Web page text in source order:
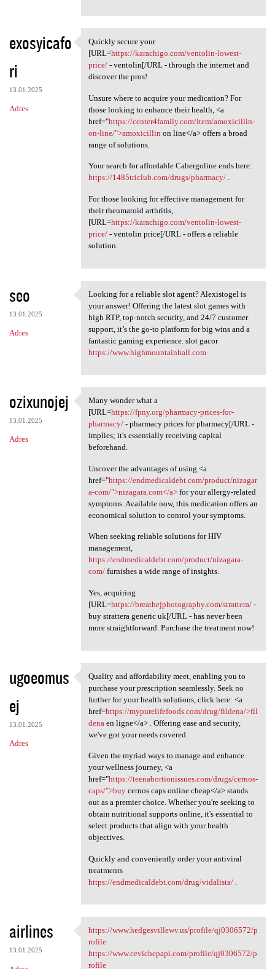
exosyicafo
ri
13.01.2025
Adres
Quickly secure your [URL
Quickly secure your
[URL=https://karachigo.com/ventolin-lowest-
price/- ventolin[/URL - through the internet and
discover the pros!
Unsure where to acquire your medication? For
those looking to enhance their health, <a
href="https://center4family.com/item/amoxicillin-
on-line/">amoxicillin on line</a> offers a broad
range of solutions.
Your search for affordable Cabergoline ends here:
https://1485triclub.com/drugs/pharmacy/.
For those looking for effective management for
their rheumatoid arthritis,
[URL=https://karachigo.com/ventolin-lowest-
price/- ventolin price[/URL - offers a reliable
solution.
seo
13.01.2025
Adres
Looking for a reliable slot
Looking for a reliable slot agent? Alexistogel is
your answer! Offering the latest slot games with
high RTP, top-notch security, and 24/7 customer
support, it’s the go-to platform for big wins and a
fantastic gaming experience. slot gacor
https://www.highmountainhall.com
ozixunojej
13.01.2025
Adres
Many wonder what a [URL=https
Many wonder what a
[URL=https://fpny.org/pharmacy-prices-for-
pharmacy/- pharmacy prices for pharmacy[/URL -
implies; it's essentially receiving capital
beforehand.
Uncover the advantages of using <a
href="https://endmedicaldebt.com/product/nizagar
a-com/">nizagara.com</a>for your allergy-related
symptoms. Available now, this medication offers an
economical solution to control your symptoms.
When seeking reliable solutions for HIV
management,
https://endmedicaldebt.com/product/nizagara-
com/furnishes a wide range of insights.
Yes, acquiring
[URL=https://breathejphotography.com/strattera/-
buy strattera generic uk[/URL - has never been
more straightforward. Purchase the treatment now!
ugoeomus
ej
13.01.2025
Adres
Quality and affordability
Quality and affordability meet, enabling you to
purchase your prescription seamlessly. Seek no
further for your health solutions, click here: <a
href=https://mypurelifefoods.com/drug/fildena/>fil
dena en ligne</a> . Offering ease and security,
we've got your needs covered.
Given the myriad ways to manage and enhance
your wellness journey, <a
href="https://teenabortionissues.com/drugs/cernos-
caps/">buycernos caps online cheap</a> stands
out as a premier choice. Whether you're seeking to
obtain nutritional supports online, it's essential to
select products that align with your health
objectives.
Quickly and conveniently order your antiviral
treatments
https://endmedicaldebt.com/drug/vidalista/.
airlines
13.01.2025
https://www.hedgesvillewv.us
https://www.hedgesvillewv.us/profile/qj0306572/p
rofile
https://www.cevichepapi.com/profile/qj0306572/p
rofile